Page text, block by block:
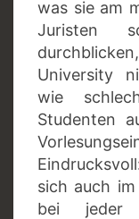
was sie am
Juristen
University
wie
Studenten
sich auch
bei jeder